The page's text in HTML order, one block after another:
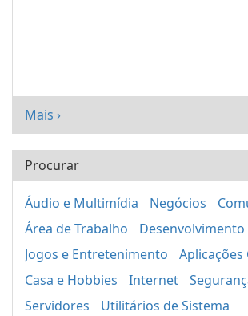
Mais ›
Procurar
Áudio e Multimídia Negócios
Área de Trabalho
Desenvolvimento
Jogos e Entretenimento
Aplicações
Casa e Hobbies
Internet
Servidores
Utilitários de Sistema